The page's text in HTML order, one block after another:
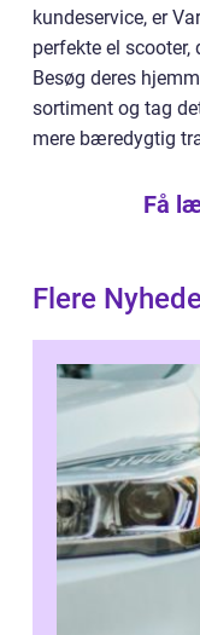
kundeservice, er
perfekte el
Besøg deres
sortiment og tag
mere bæredygtig
Få
Flere